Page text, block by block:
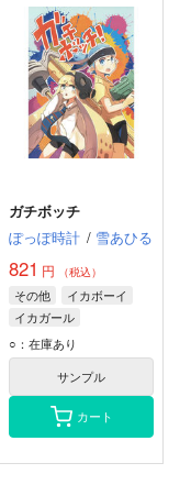
ガチボッチ
ぽっぽ時計 / 雪あひる
821 円 （税込）
その他
イカボーイ
イカガール
○：在庫あり
サンプル
カート